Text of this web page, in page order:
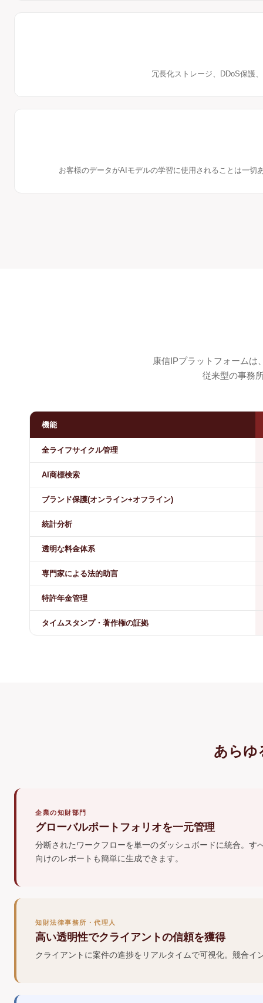
冗長化ストレージ、DDoS保護
お客様のデータがAIモデルの学習に使用されることは一
康信IPプラットフォームは
従来型の事務
機能
全ライフサイクル管理
AI商標検索
ブランド保護(オンライン+オフライン)
統計分析
透明な料金体系
専門家による法的助言
特許年金管理
タイムスタンプ・著作権の証拠
あらゆ
企業の知財部門
グローバルポートフォリオを一元管理
分断されたワークフローを単一のダッシュボードに統合。
向けのレポートも簡単に生成できます。
知財法律事務所・代理人
高い透明性でクライアントの信頼を獲得
クライアントに案件の進捗をリアルタイムで可視化。競合